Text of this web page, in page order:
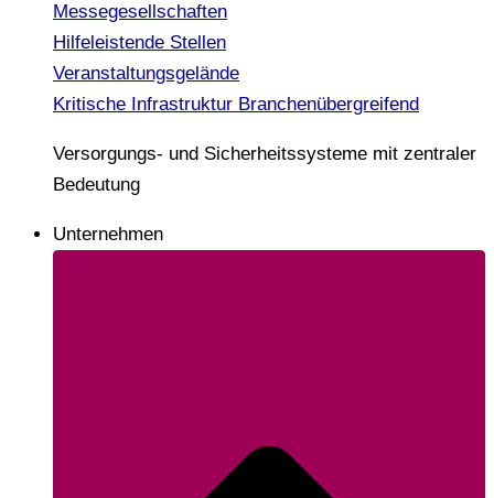
Messegesellschaften
Hilfeleistende Stellen
Veranstaltungsgelände
Kritische Infrastruktur Branchenübergreifend
Versorgungs- und Sicherheitssysteme mit zentraler
Bedeutung
Unternehmen